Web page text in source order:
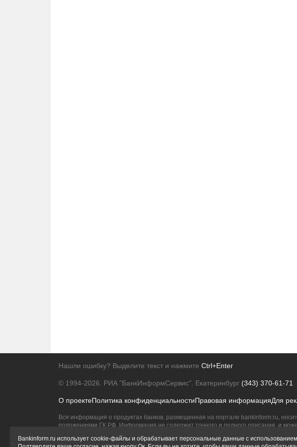
Нашли ошибку? Выделите текст и нажмите Ctrl+Enter
© 1994-2026. РИА "БанкИнформСервис". Екатеринбург (343) 370-61-71
О проектеПолитика конфиденциальностиПравовая информацияДля
Вся информация о продуктах банков, размещенная на портале bankinform.ru,
положениями ГК РФ. Информация не содержит точного и полного описания, и
Bankinform.ru использует cookie-файлы и обрабатывает персональные данные с